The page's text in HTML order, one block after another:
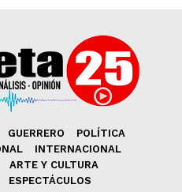
GUERRERO
POLÍTICA
INTERNACIONAL
ARTE Y CULTURA
ESPECTÁCULOS